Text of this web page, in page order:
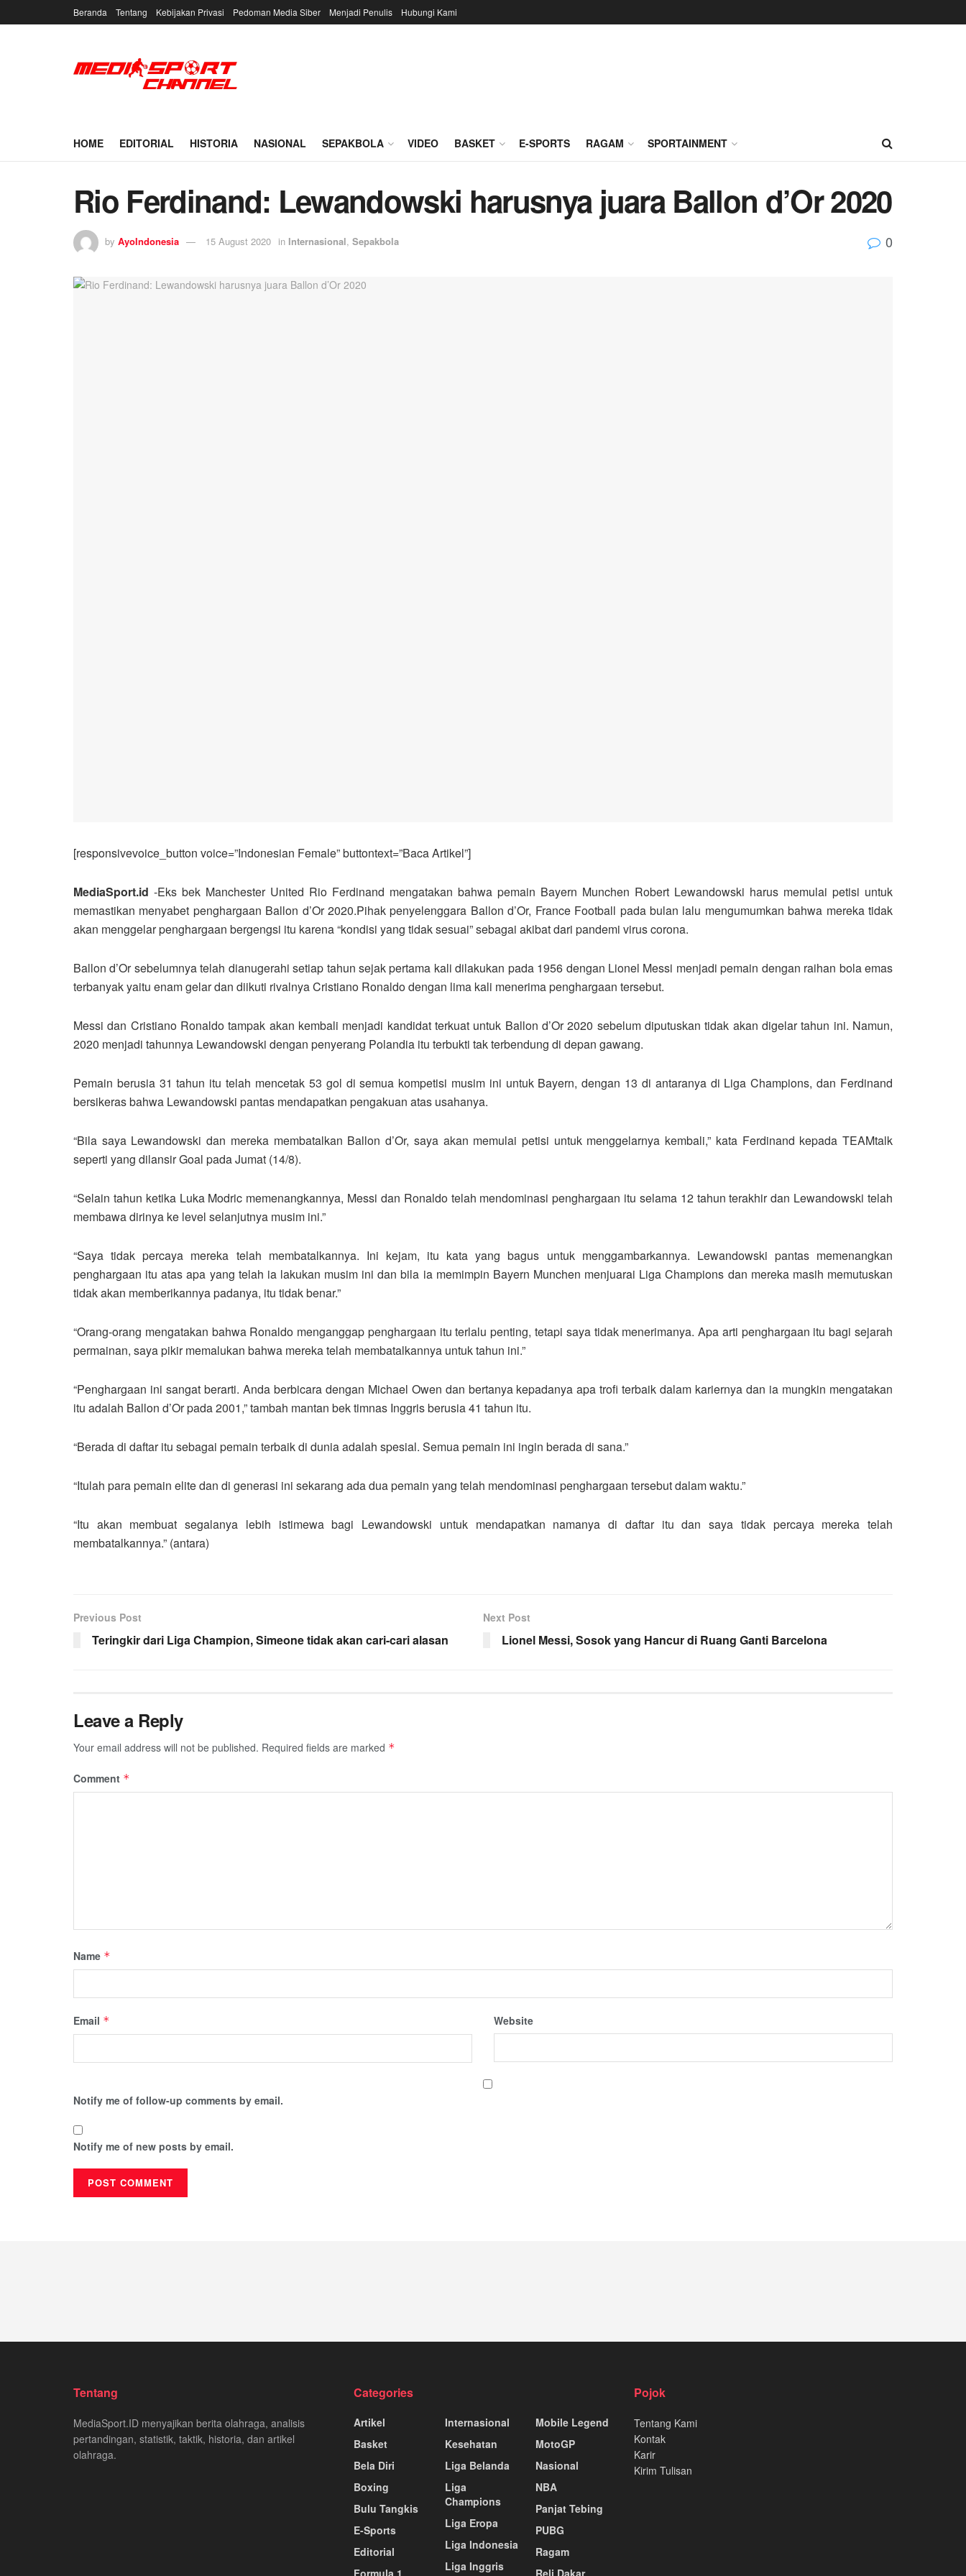
Beranda Tentang Kebijakan Privasi Pedoman Media Siber Menjadi Penulis Hubungi Kami
HOME EDITORIAL HISTORIA NASIONAL SEPAKBOLA VIDEO BASKET E-SPORTS RAGAM SPORTAINMENT
Rio Ferdinand: Lewandowski harusnya juara Ballon d’Or 2020
by AyoIndonesia 15 August 2020 in Internasional, Sepakbola 0
[responsivevoice_button voice=”Indonesian Female” buttontext=”Baca Artikel”]
MediaSport.id -Eks bek Manchester United Rio Ferdinand mengatakan bahwa pemain Bayern Munchen Robert Lewandowski harus memulai petisi untuk
memastikan menyabet penghargaan Ballon d’Or 2020.Pihak penyelenggara Ballon d’Or, France Football pada bulan lalu mengumumkan bahwa mereka tidak
akan menggelar penghargaan bergengsi itu karena “kondisi yang tidak sesuai” sebagai akibat dari pandemi virus corona.
Ballon d’Or sebelumnya telah dianugerahi setiap tahun sejak pertama kali dilakukan pada 1956 dengan Lionel Messi menjadi pemain dengan raihan bola emas
terbanyak yaitu enam gelar dan diikuti rivalnya Cristiano Ronaldo dengan lima kali menerima penghargaan tersebut.
Messi dan Cristiano Ronaldo tampak akan kembali menjadi kandidat terkuat untuk Ballon d’Or 2020 sebelum diputuskan tidak akan digelar tahun ini. Namun,
2020 menjadi tahunnya Lewandowski dengan penyerang Polandia itu terbukti tak terbendung di depan gawang.
Pemain berusia 31 tahun itu telah mencetak 53 gol di semua kompetisi musim ini untuk Bayern, dengan 13 di antaranya di Liga Champions, dan Ferdinand
bersikeras bahwa Lewandowski pantas mendapatkan pengakuan atas usahanya.
“Bila saya Lewandowski dan mereka membatalkan Ballon d’Or, saya akan memulai petisi untuk menggelarnya kembali,” kata Ferdinand kepada TEAMtalk
seperti yang dilansir Goal pada Jumat (14/8).
“Selain tahun ketika Luka Modric memenangkannya, Messi dan Ronaldo telah mendominasi penghargaan itu selama 12 tahun terakhir dan Lewandowski telah
membawa dirinya ke level selanjutnya musim ini.”
“Saya tidak percaya mereka telah membatalkannya. Ini kejam, itu kata yang bagus untuk menggambarkannya. Lewandowski pantas memenangkan
penghargaan itu atas apa yang telah ia lakukan musim ini dan bila ia memimpin Bayern Munchen menjuarai Liga Champions dan mereka masih memutuskan
tidak akan memberikannya padanya, itu tidak benar.”
“Orang-orang mengatakan bahwa Ronaldo menganggap penghargaan itu terlalu penting, tetapi saya tidak menerimanya. Apa arti penghargaan itu bagi sejarah
permainan, saya pikir memalukan bahwa mereka telah membatalkannya untuk tahun ini.”
“Penghargaan ini sangat berarti. Anda berbicara dengan Michael Owen dan bertanya kepadanya apa trofi terbaik dalam kariernya dan ia mungkin mengatakan
itu adalah Ballon d’Or pada 2001,” tambah mantan bek timnas Inggris berusia 41 tahun itu.
“Berada di daftar itu sebagai pemain terbaik di dunia adalah spesial. Semua pemain ini ingin berada di sana.”
“Itulah para pemain elite dan di generasi ini sekarang ada dua pemain yang telah mendominasi penghargaan tersebut dalam waktu.”
“Itu akan membuat segalanya lebih istimewa bagi Lewandowski untuk mendapatkan namanya di daftar itu dan saya tidak percaya mereka telah
membatalkannya.” (antara)
Previous Post
Teringkir dari Liga Champion, Simeone tidak akan cari-cari alasan
Next Post
Lionel Messi, Sosok yang Hancur di Ruang Ganti Barcelona
Leave a Reply
Your email address will not be published. Required fields are marked *
Comment *
Name *
Email * Website
Notify me of follow-up comments by email.
Notify me of new posts by email.
Tentang
MediaSport.ID menyajikan berita olahraga, analisis
pertandingan, statistik, taktik, historia, dan artikel
olahraga.
Categories
Artikel
Basket
Bela Diri
Boxing
Bulu Tangkis
E-Sports
Editorial
Internasional
Kesehatan
Liga Belanda
Liga
Champions
Liga Eropa
Liga Indonesia
Liga Inggris
Mobile Legend
MotoGP
Nasional
NBA
Panjat Tebing
PUBG
Ragam
Pojok
Tentang Kami
Kontak
Karir
Kirim Tulisan